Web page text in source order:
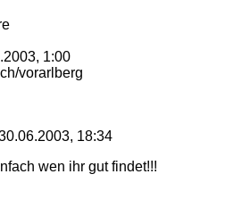
1:00
vorarlberg
18:34
wen ihr gut findet!!!